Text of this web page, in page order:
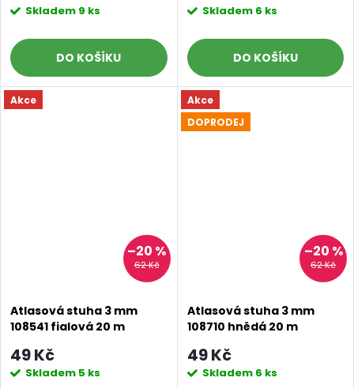
Skladem 9 ks
DO KOŠÍKU
Skladem 6 ks
DO KOŠÍKU
Akce
62 Kč
–20 %
Atlasová stuha 3 mm
108541 fialová 20 m
49 Kč
Skladem 5 ks
Akce
DOPRODEJ
62 Kč
–20 %
Atlasová stuha 3 mm
108710 hnědá 20 m
49 Kč
Skladem 6 ks